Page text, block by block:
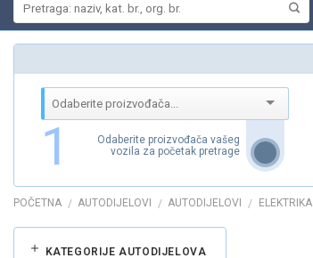
1
Odaberite proizvođača vašeg
vozila za početak pretrage
POČETNA / AUTODIJELOVI / AUTODIJELOVI / ELEKTRIKA
KATEGORIJE AUTODIJELOVA